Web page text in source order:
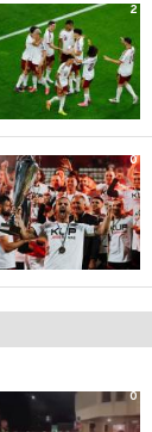
2
0
0